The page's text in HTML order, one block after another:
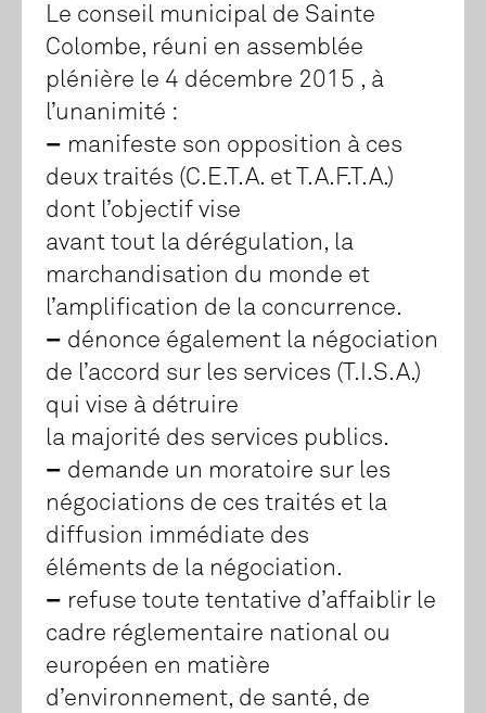
Le conseil municipal de Sainte
Colombe, réuni en assemblée
plénière le 4 décembre 2015 , à
l’unanimité :
– manifeste son opposition à ces
deux traités (C.E.T.A. et T.A.F.T.A.)
dont l’objectif vise
avant tout la dérégulation, la
marchandisation du monde et
l’amplification de la concurrence.
– dénonce également la négociation
de l’accord sur les services (T.I.S.A.)
qui vise à détruire
la majorité des services publics.
– demande un moratoire sur les
négociations de ces traités et la
diffusion immédiate des
éléments de la négociation.
– refuse toute tentative d’affaiblir le
cadre réglementaire national ou
européen en matière
d’environnement, de santé, de